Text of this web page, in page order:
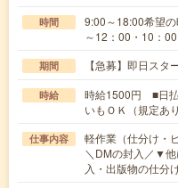
時間
9:00～18:00希望
～12：00・10：
期間 【急募】即日ス
時給
時給1500円 ■日
いもＯＫ（規定あり
仕事内容
軽作業（仕分け・
＼DMの封入／▼
入・出版物の仕分